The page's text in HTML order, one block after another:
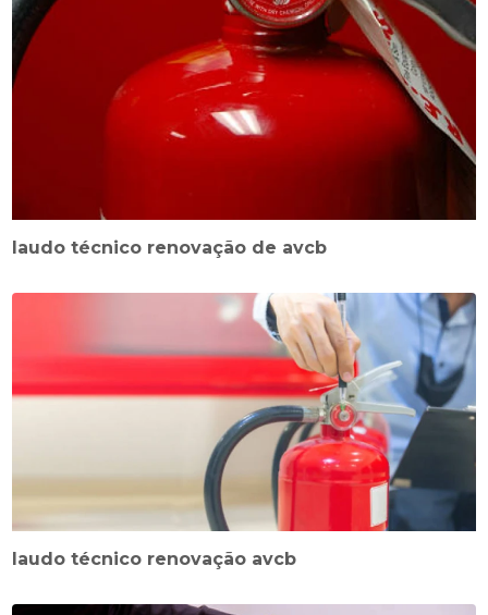
laudo técnico renovação de avcb
laudo técnico renovação avcb